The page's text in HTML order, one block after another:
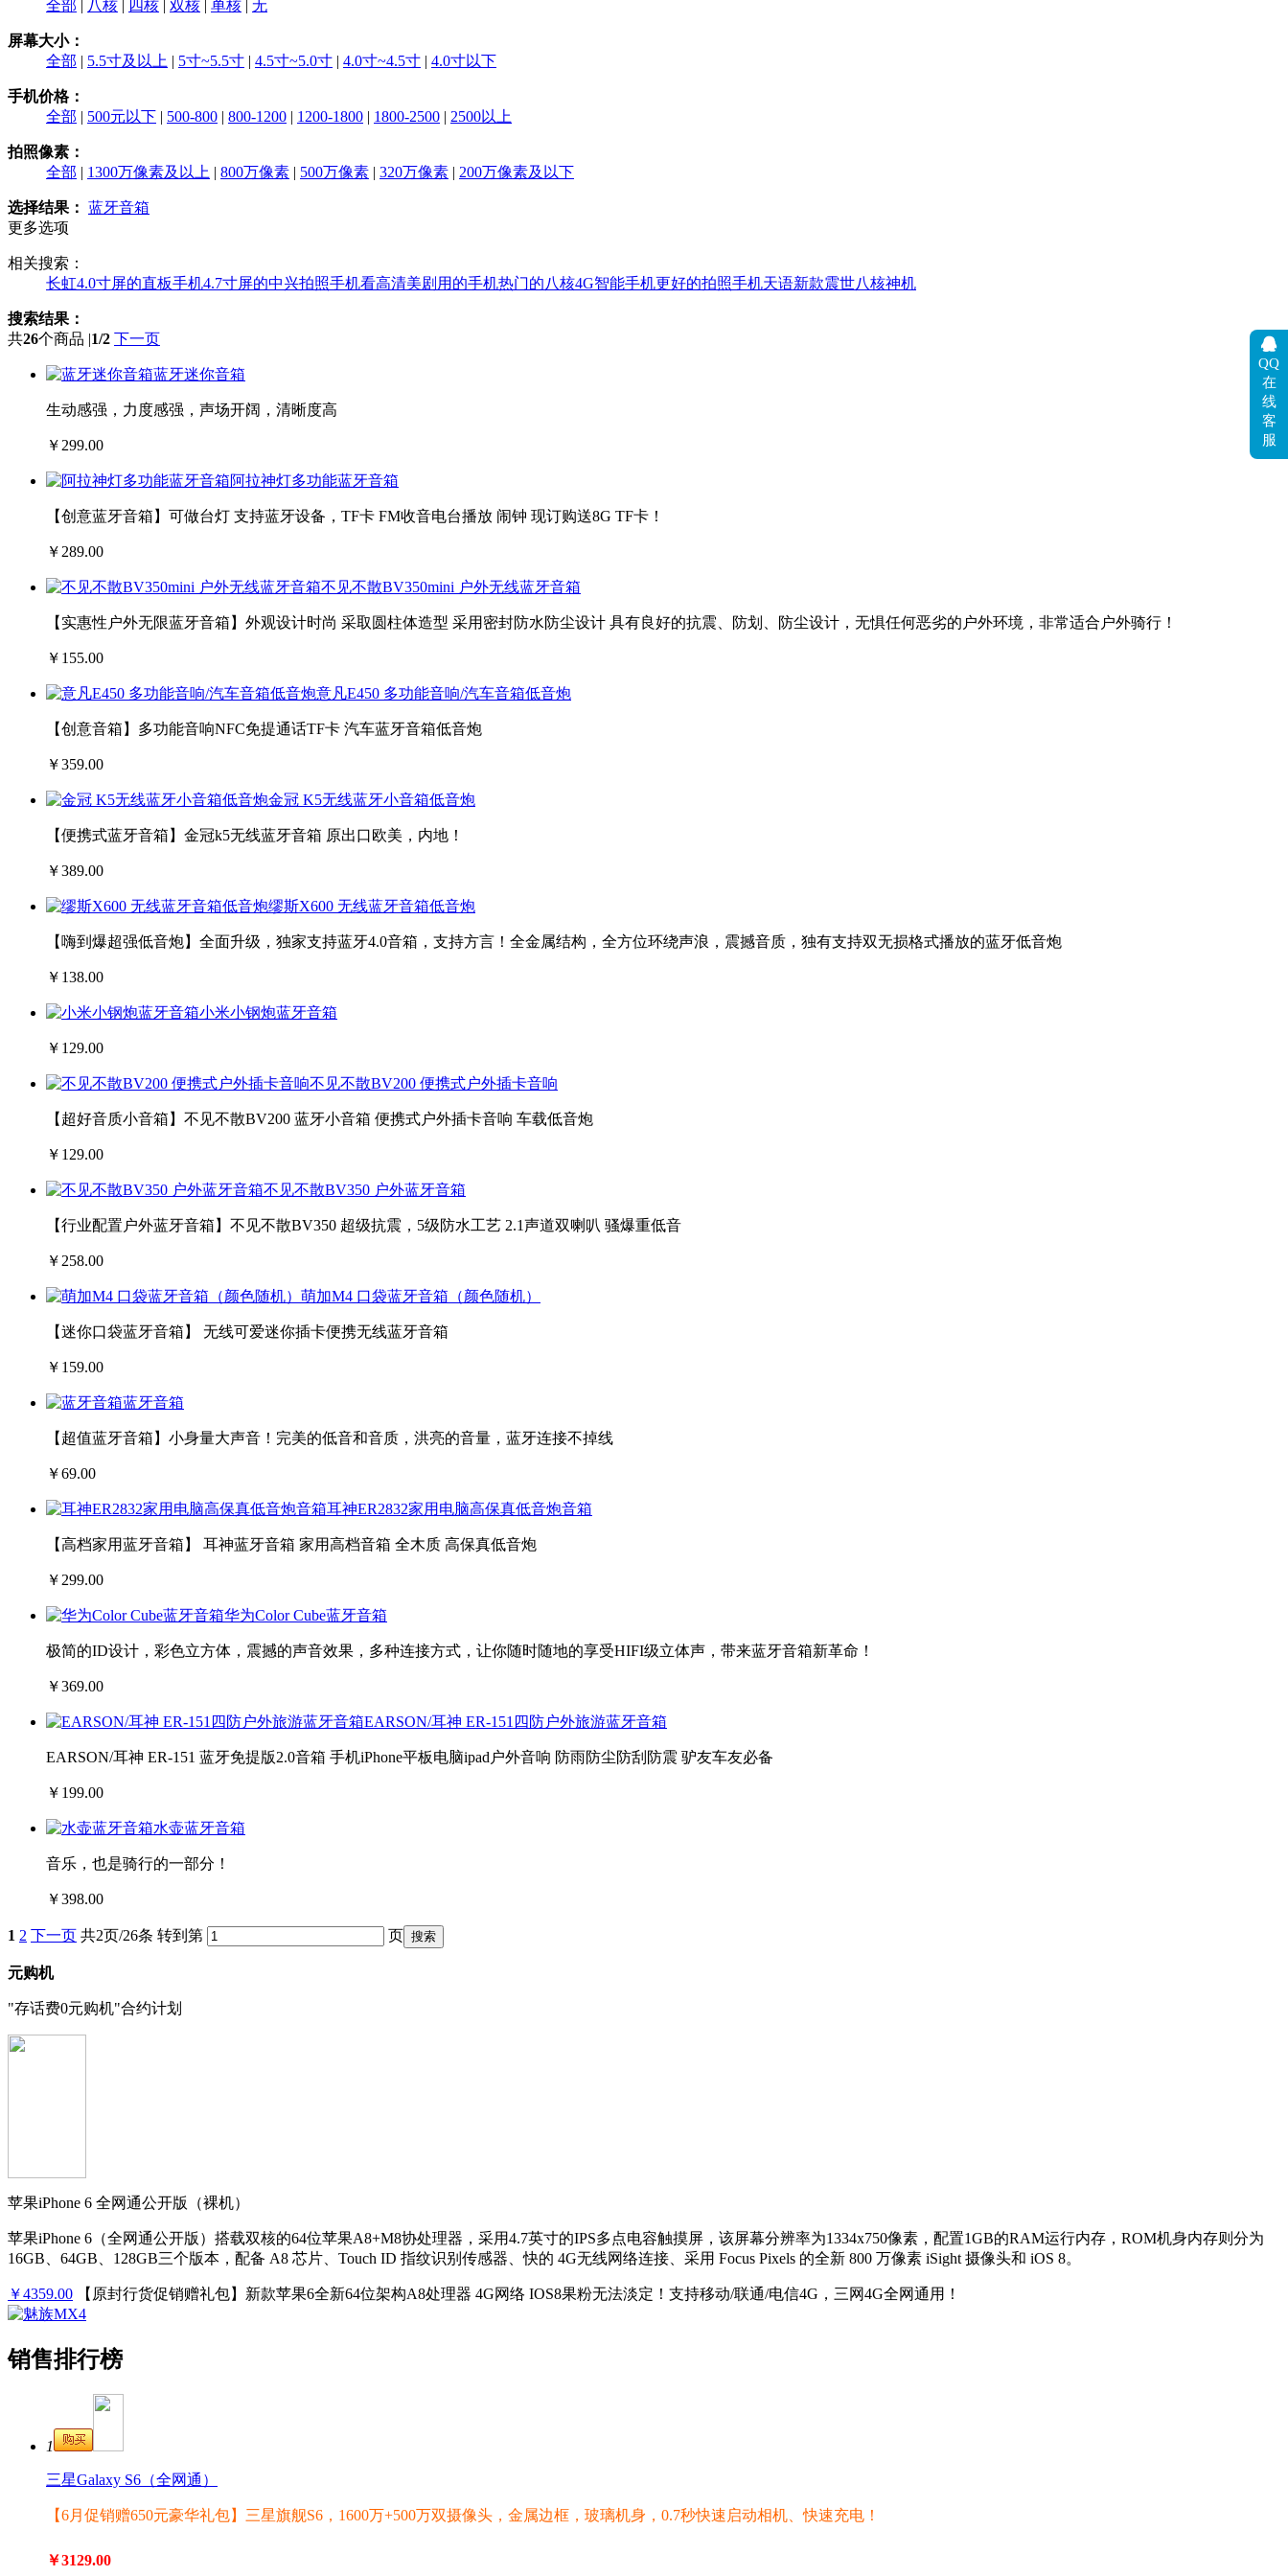
全部 八核 四核 双核 单核 无
屏幕大小：
全部 | 5.5寸及以上 | 5寸~5.5寸 | 4.5寸~5.0寸 | 4.0寸~4.5寸 | 4.0寸以下
手机价格：
全部 | 500元以下 | 500-800 | 800-1200 | 1200-1800 | 1800-2500 | 2500以上
拍照像素：
全部 | 1300万像素及以上 | 800万像素 | 500万像素 | 320万像素 | 200万像素及以下
选择结果： 蓝牙音箱
更多选项
相关搜索：
长虹4.0寸屏的直板手机4.7寸屏的中兴拍照手机看高清美剧用的手机热门的八核4G智能手机更好的拍照手机天语新款震世八核神机
搜索结果：
共26个商品 |1/2 下一页
蓝牙迷你音箱
生动感强，力度感强，声场开阔，清晰度高
￥299.00
阿拉神灯多功能蓝牙音箱
【创意蓝牙音箱】可做台灯 支持蓝牙设备，TF卡 FM收音电台播放 闹钟 现订购送8G TF卡！
￥289.00
不见不散BV350mini 户外无线蓝牙音箱
【实惠性户外无限蓝牙音箱】外观设计时尚 采取圆柱体造型 采用密封防水防尘设计 具有良好的抗震、防划、防尘设计，无惧任何恶劣的户外环境，非常适合户外骑行！
￥155.00
意凡E450 多功能音响/汽车音箱低音炮
【创意音箱】多功能音响NFC免提通话TF卡 汽车蓝牙音箱低音炮
￥359.00
金冠 K5无线蓝牙小音箱低音炮
【便携式蓝牙音箱】金冠k5无线蓝牙音箱 原出口欧美，内地！
￥389.00
缪斯X600 无线蓝牙音箱低音炮
【嗨到爆超强低音炮】全面升级，独家支持蓝牙4.0音箱，支持方言！全金属结构，全方位环绕声浪，震撼音质，独有支持双无损格式播放的蓝牙低音炮
￥138.00
小米小钢炮蓝牙音箱
￥129.00
不见不散BV200 便携式户外插卡音响
【超好音质小音箱】不见不散BV200 蓝牙小音箱 便携式户外插卡音响 车载低音炮
￥129.00
不见不散BV350 户外蓝牙音箱
【行业配置户外蓝牙音箱】不见不散BV350 超级抗震，5级防水工艺 2.1声道双喇叭 骚爆重低音
￥258.00
萌加M4 口袋蓝牙音箱（颜色随机）
【迷你口袋蓝牙音箱】 无线可爱迷你插卡便携无线蓝牙音箱
￥159.00
蓝牙音箱
【超值蓝牙音箱】小身量大声音！完美的低音和音质，洪亮的音量，蓝牙连接不掉线
￥69.00
耳神ER2832家用电脑高保真低音炮音箱
【高档家用蓝牙音箱】 耳神蓝牙音箱 家用高档音箱 全木质 高保真低音炮
￥299.00
华为Color Cube蓝牙音箱
极简的ID设计，彩色立方体，震撼的声音效果，多种连接方式，让你随时随地的享受HIFI级立体声，带来蓝牙音箱新革命！
￥369.00
EARSON/耳神 ER-151四防户外旅游蓝牙音箱
EARSON/耳神 ER-151 蓝牙免提版2.0音箱 手机iPhone平板电脑ipad户外音响 防雨防尘防刮防震 驴友车友必备
￥199.00
水壶蓝牙音箱
音乐，也是骑行的一部分！
￥398.00
1 2 下一页 共2页/26条 转到第 页
元购机
"存话费0元购机"合约计划
苹果iPhone 6 全网通公开版（裸机）
苹果iPhone 6（全网通公开版）搭载双核的64位苹果A8+M8协处理器，采用4.7英寸的IPS多点电容触摸屏，该屏幕分辨率为1334x750像素，配置1GB的RAM运行内存，ROM机身内存则分为
16GB、64GB、128GB三个版本，配备 A8 芯片、Touch ID 指纹识别传感器、快的 4G无线网络连接、采用 Focus Pixels 的全新 800 万像素 iSight 摄像头和 iOS 8。
￥4359.00 【原封行货促销赠礼包】新款苹果6全新64位架构A8处理器 4G网络 IOS8果粉无法淡定！支持移动/联通/电信4G，三网4G全网通用！
销售排行榜
1
三星Galaxy S6（全网通）
【6月促销赠650元豪华礼包】三星旗舰S6，1600万+500万双摄像头，金属边框，玻璃机身，0.7秒快速启动相机、快速充电！
￥3129.00
QQ
在
线
客
服